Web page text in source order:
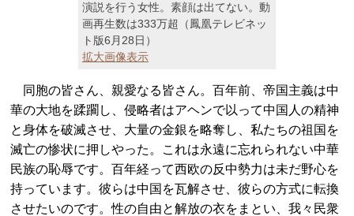
演説を行う女性。素顔は出てない。動
画再生数は333万超（鳳凰テレビネッ
ト版6月28日）
拡大画像表示
同胞の皆さん、親愛なる皆さん。百年前、帝国主義は中
華の大地を蹂躙し、侵略者はアヘンで以って中国人の精神
と身体を破滅させ、大量の金銀を略奪し、私たちの祖国を
滅亡の惨状に押しやった。これは永遠に忘れられない中華
民族の恥辱です。百年経って西欧の反中勢力は未だ野心を
持っています。彼らは中国を瓦解させ、彼らの方式に転換
させたいのです。性の自由と解放の衣をまとい、我々民衆